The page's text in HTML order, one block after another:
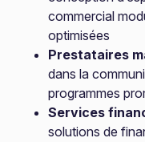
commercial
optimisées
Prestataires
dans la
programmes
Services
solutions de